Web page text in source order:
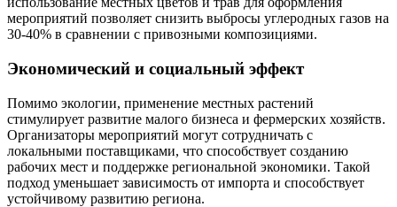
мероприятий позволяет снизить выбросы углеродных газов на
30-40% в сравнении с привозными композициями.
Экономический и социальный эффект
Помимо экологии, применение местных растений
стимулирует развитие малого бизнеса и фермерских хозяйств.
Организаторы мероприятий могут сотрудничать с
локальными поставщиками, что способствует созданию
рабочих мест и поддержке региональной экономики. Такой
подход уменьшает зависимость от импорта и способствует
устойчивому развитию региона.